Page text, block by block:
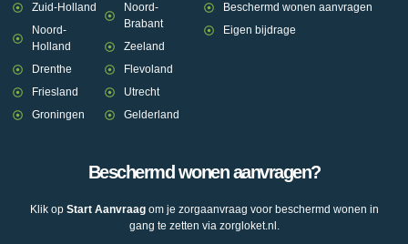
Zuid-Holland
Noord-
Holland
Drenthe
Friesland
Groningen
Noord-
Brabant
Zeeland
Flevoland
Utrecht
Gelderland
Beschermd wonen aanvragen
Eigen bijdrage
Beschermd wonen aanvragen?
Klik op Start Aanvraagom je zorgaanvraag voor beschermd wonen in
gang te zetten via zorgloket.nl.